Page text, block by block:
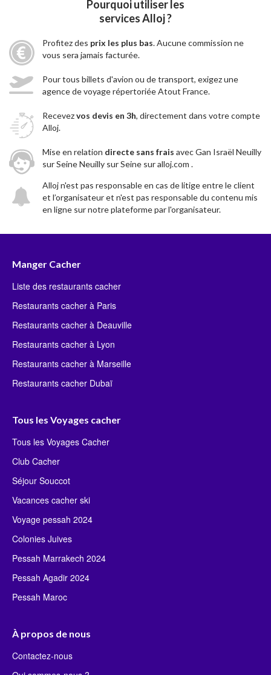
Pourquoi utiliser les
services Alloj ?
Profitez des prix les plus bas. Aucune commission ne
vous sera jamais facturée.
Pour tous billets d'avion ou de transport, exigez une
agence de voyage répertoriée Atout France.
Recevezvos devis en 3h, directement dans votre compte
Alloj.
Mise en relation directe sans frais avec Gan Israël Neuilly
sur Seine Neuilly sur Seine sur alloj.com .
Alloj n'est pas responsable en cas de litige entre le client
et l’organisateur et n'est pas responsable du contenu mis
en ligne sur notre plateforme par l'organisateur.
Manger Cacher
Liste des restaurants cacher
Restaurants cacher à Paris
Restaurants cacher à Deauville
Restaurants cacher à Lyon
Restaurants cacher à Marseille
Restaurants cacher Dubaï
Tous les Voyages cacher
Tous les Voyages Cacher
Club Cacher
Séjour Souccot
Vacances cacher ski
Voyage pessah 2024
Colonies Juives
Pessah Marrakech 2024
Pessah Agadir 2024
Pessah Maroc
À propos de nous
Contactez-nous